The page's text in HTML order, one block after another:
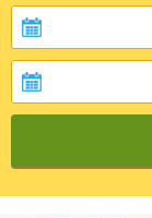
Grupos
Inspírate